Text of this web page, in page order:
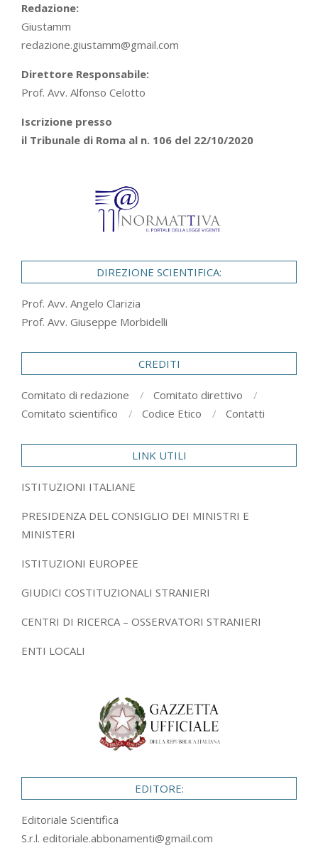
Redazione:
Giustamm
redazione.giustamm@gmail.com
Direttore Responsabile:
Prof. Avv. Alfonso Celotto
Iscrizione presso
il Tribunale di Roma al n. 106 del 22/10/2020
DIREZIONE SCIENTIFICA:
Prof. Avv. Angelo Clarizia
Prof. Avv. Giuseppe Morbidelli
CREDITI
Comitato di redazione
Comitato direttivo
Comitato scientifico
Codice Etico Contatti
LINK UTILI
ISTITUZIONI ITALIANE
PRESIDENZA DEL CONSIGLIO DEI MINISTRI E
MINISTERI
ISTITUZIONI EUROPEE
GIUDICI COSTITUZIONALI STRANIERI
CENTRI DI RICERCA – OSSERVATORI STRANIERI
ENTI LOCALI
EDITORE:
Editoriale Scientifica
S.r.l. editoriale.abbonamenti@gmail.com